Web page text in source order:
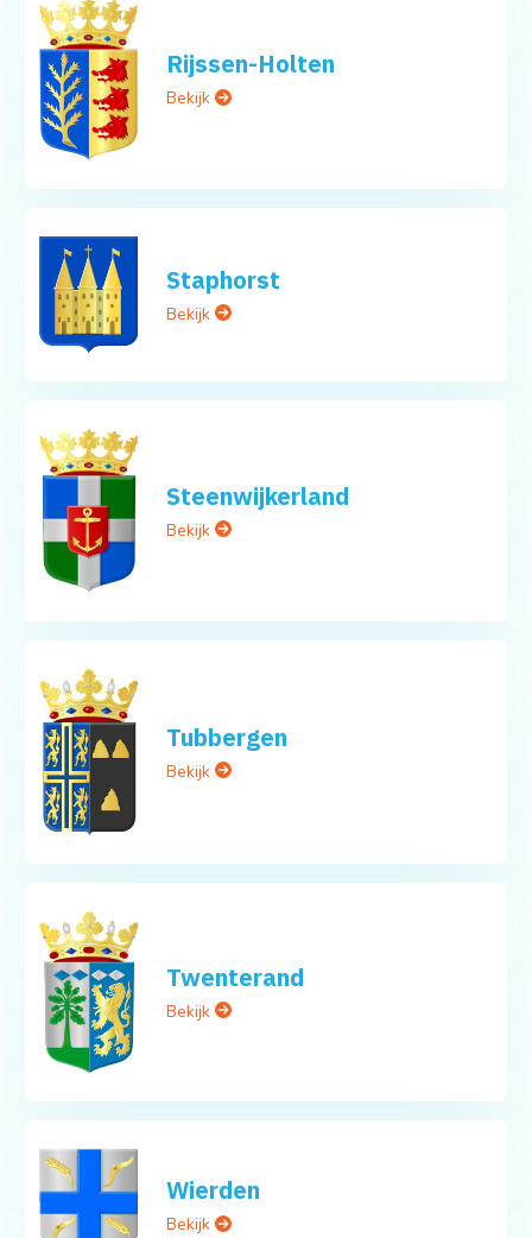
Rijssen-Holten
Bekijk
Staphorst
Bekijk
Steenwijkerland
Bekijk
Tubbergen
Bekijk
Twenterand
Bekijk
Wierden
Bekijk